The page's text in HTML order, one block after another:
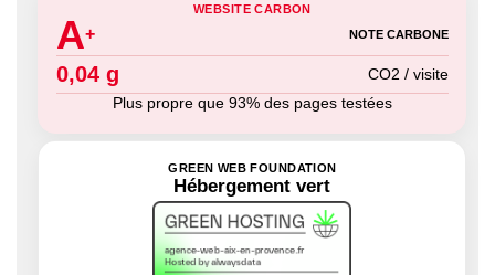
WEBSITE CARBON
A+ NOTE CARBONE
0,04 g
CO2 / visite
Plus propre que 93% des pages testées
GREEN WEB FOUNDATION
Hébergement vert